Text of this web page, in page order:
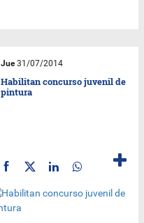
Jue31/07/2014
Habilitan concurso juvenil de
pintura